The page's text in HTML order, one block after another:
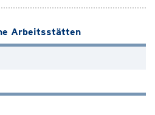
Arbeitsstätten